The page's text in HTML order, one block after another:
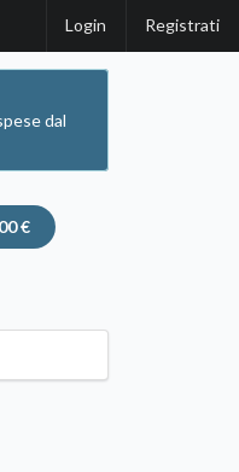
Login Registrati
dal
€